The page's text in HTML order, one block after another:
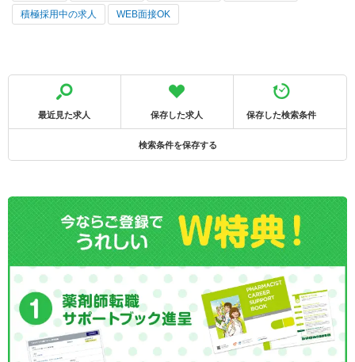
積極採用中の求人 WEB面接OK
最近見た求人 保存した求人 保存した検索条件
検索条件を保存する